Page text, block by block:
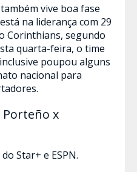
vive boa fase
na liderança com 29
Corinthians, segundo
quarta-feira, o time
poupou alguns
nacional para
Porteño x
Star+ e ESPN.